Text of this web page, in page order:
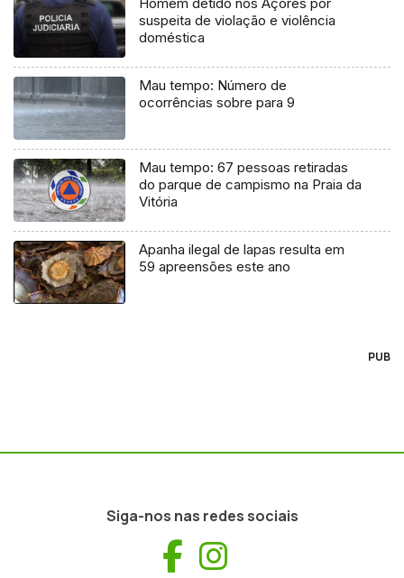
suspeita de violação e violência
doméstica
Mau tempo: Número de
ocorrências sobre para 9
Mau tempo: 67 pessoas retiradas
do parque de campismo na Praia da
Vitória
Apanha ilegal de lapas resulta em
59 apreensões este ano
PUB
Siga-nos nas redes sociais
Facebook